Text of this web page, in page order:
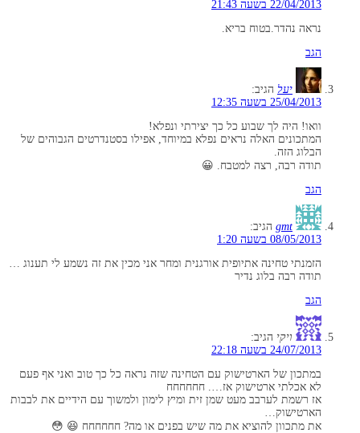
22/04/2013 בשעה 21:43
נראה נהדר.בטוח בריא.
הגב
יעל הגיב:
25/04/2013 בשעה 12:35
וואו! היה לך שבוע כל כך יצירתי ונפלא!
המתכונים האלה נראים נפלא במיוחד, אפילו בסטנדרטים הגבוהים של
הבלוג הזה.
תודה רבה, רצה למטבח. 😀
הגב
gmt הגיב:
08/05/2013 בשעה 1:20
הזמנתי טחינה אתיופית אורגנית ומחר אני מכין את זה נשמע לי תענוג …
תודה רבה בלוג נדיר
הגב
ויקי הגיב:
24/07/2013 בשעה 22:18
במתכון של הארטישוק עם הטחינה שזה נראה כל כך טוב ואני אף פעם
לא אכלתי ארטישוק אז…. חחחחחח
אז רשמת לערבב מעט שמן זית ומיץ לימון ולמשוך עם הידיים את לבבות
הארטישוק…
את מתכוון להוציא את מה שיש בפנים או מה? חחחחחח 😆 😳